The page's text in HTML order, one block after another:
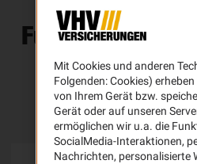
Für jede
passende
Mit Cookies und anderen
Folgenden: Cookies)
von Ihrem Gerät bzw.
Gerät oder auf unseren
ermöglichen wir u.a. die
SocialMedia-Interaktionen,
Nachrichten, personalisierte